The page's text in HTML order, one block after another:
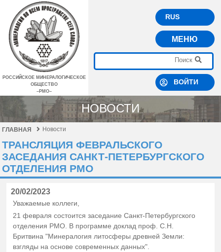
РОССИЙСКОЕ МИНЕРАЛОГИЧЕСКОЕ
ОБЩЕСТВО
–РМО–
RUS
МЕНЮ
ВОЙТИ
НОВОСТИ
ГЛАВНАЯ Новости
ТРАНСЛЯЦИЯ ФЕВРАЛЬСКОГО
ЗАСЕДАНИЯ САНКТ-ПЕТЕРБУРГСКОГО
ОТДЕЛЕНИЯ РМО
20/02/2023
Уважаемые коллеги,
21 февраля состоится заседание Санкт-Петербургского
отделения РМО. В программе доклад проф. С.Н.
Бритвина "Минералогия литосферы древней Земли:
взгляды на основе современных данных".